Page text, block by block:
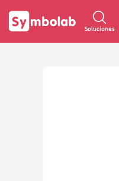
Soluciones